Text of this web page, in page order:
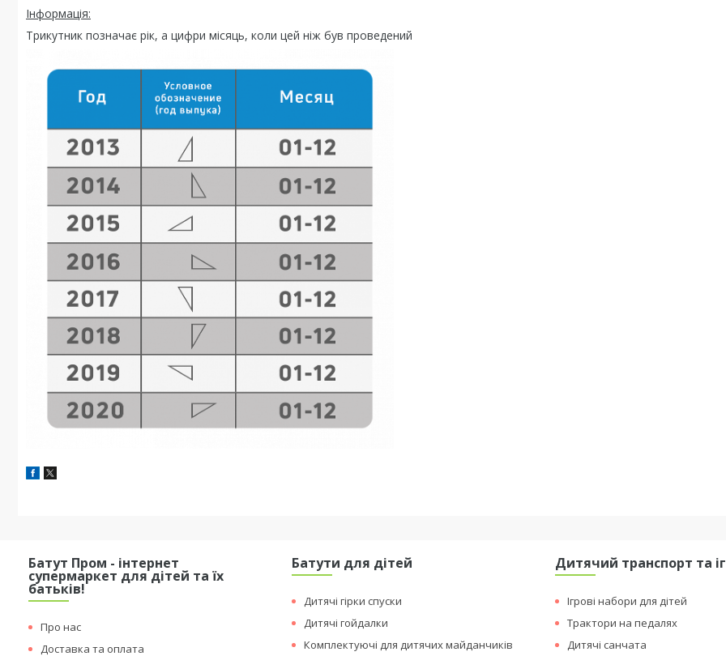
Інформація:
Трикутник позначає рік, а цифри місяць, коли цей ніж був проведений
Батут Пром - інтернет
супермаркет для дітей та їх
батьків!
Про нас
Доставка та оплата
Батути для дітей
Дитячі гірки спуски
Дитячі гойдалки
Комплектуючі для дитячих майданчиків
Дитячий транспорт та
Ігрові набори для дітей
Трактори на педалях
Дитячі санчата